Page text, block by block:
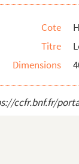
Cote
Titre
Dimensions
ccfr.bnf.fr/